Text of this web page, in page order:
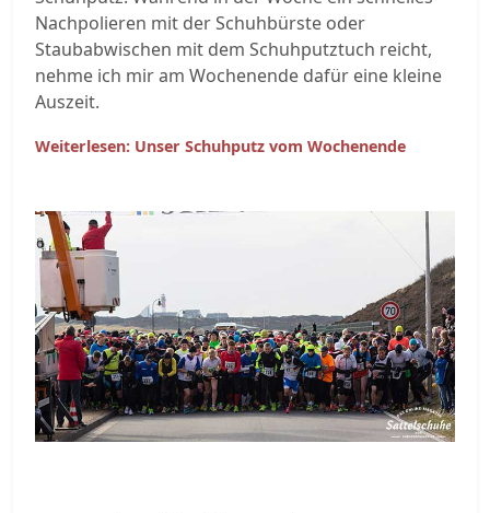
Nachpolieren mit der Schuhbürste oder
Staubabwischen mit dem Schuhputztuch reicht,
nehme ich mir am Wochenende dafür eine kleine
Auszeit.
Weiterlesen: Unser Schuhputz vom Wochenende